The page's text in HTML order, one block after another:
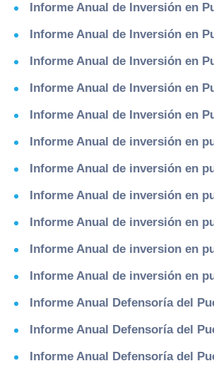
Informe Anual de Inversión en
Informe Anual de Inversión en
Informe Anual de Inversión en
Informe Anual de Inversión en
Informe Anual de Inversión en
Informe Anual de inversión en
Informe Anual de inversión en
Informe Anual de inversión en
Informe Anual de inversión en
Informe Anual de inversion en
Informe Anual de inversión en
Informe Anual Defensoría del
Informe Anual Defensoría del
Informe Anual Defensoría del